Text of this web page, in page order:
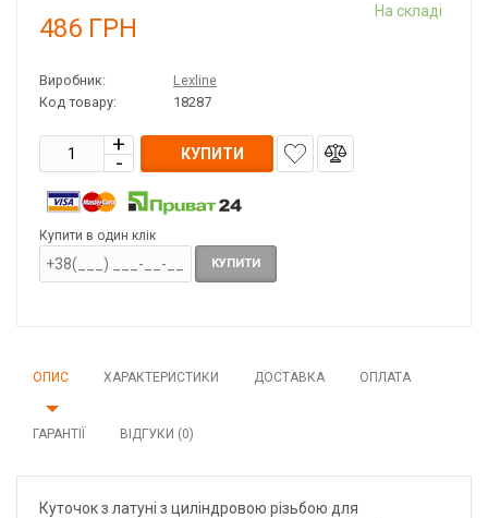
486 ГРН
На складі
Виробник:
Lexline
Код товару:
18287
КУПИТИ
Купити в один клік
КУПИТИ
ОПИС ХАРАКТЕРИСТИКИ ДОСТАВКА ОПЛАТА
ГАРАНТІЇ ВІДГУКИ (0)
Куточок з латуні з циліндровою різьбою для